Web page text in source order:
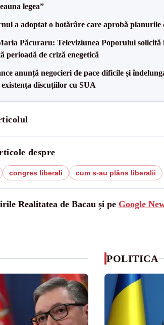
legea”
a adoptat o hotărâre care aprobă
Păcuraru: Televiziunea Poporului solicită
perioadă de criză enegetică
anunță negocieri de pace dificile și
existența discuțiilor cu SUA
despre
congres liberali cum s-au plâns liberalii
Realitatea de Bacau și pe Google
POLITICA